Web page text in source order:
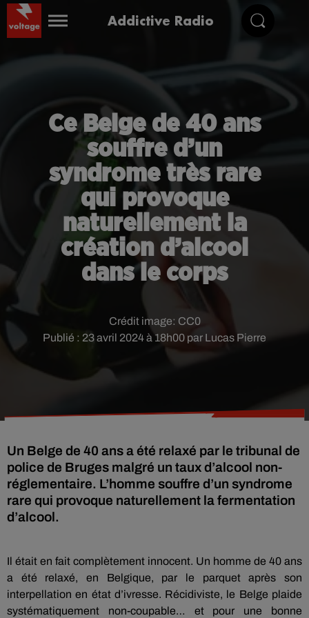
Addictive Radio
Ce Belge de 40 ans
souffre d’un
syndrome très rare
qui provoque
naturellement la
création d’alcool
dans le corps
Publié : 23 avril 2024 à 18h00 par Lucas Pierre
Crédit image: CC0
Un Belge de 40 ans a été relaxé par le tribunal de
police de Bruges malgré un taux d’alcool non-
réglementaire. L’homme souffre d’un syndrome
rare qui provoque naturellement la fermentation
d’alcool.
Il était en fait complètement innocent. Un homme de 40 ans
a été relaxé, en Belgique, par le parquet après son
interpellation en état d’ivresse. Récidiviste, le Belge plaide
systématiquement non-coupable… et pour une bonne